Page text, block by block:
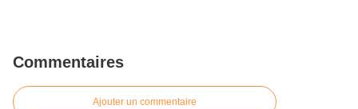
Commentaires
Ajouter un commentaire